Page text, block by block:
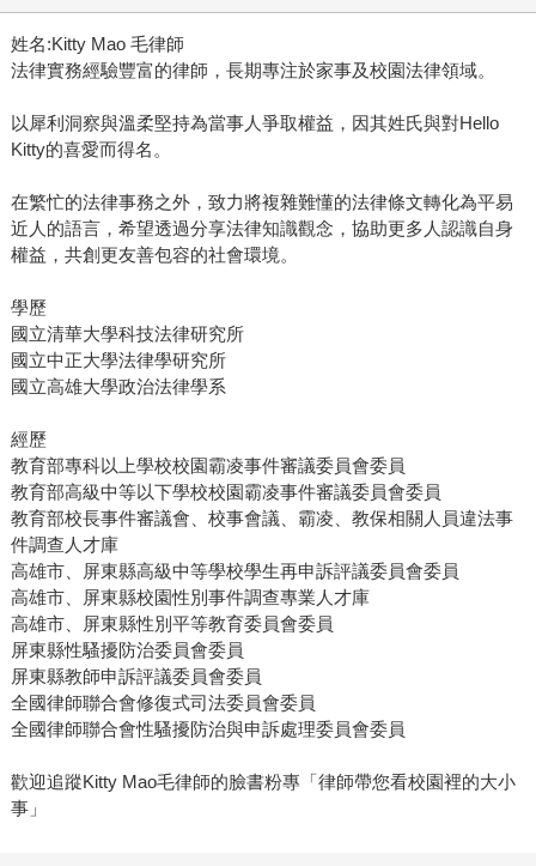
姓名:Kitty Mao 毛律師
法律實務經驗豐富的律師，長期專注於家事及校園法律領域。
以犀利洞察與溫柔堅持為當事人爭取權益，因其姓氏與對Hello
Kitty的喜愛而得名。
在繁忙的法律事務之外，致力將複雜難懂的法律條文轉化為平易
近人的語言，希望透過分享法律知識觀念，協助更多人認識自身
權益，共創更友善包容的社會環境。
學歷
國立清華大學科技法律研究所
國立中正大學法律學研究所
國立高雄大學政治法律學系
經歷
教育部專科以上學校校園霸凌事件審議委員會委員
教育部高級中等以下學校校園霸凌事件審議委員會委員
教育部校長事件審議會、校事會議、霸凌、教保相關人員違法事
件調查人才庫
高雄市、屏東縣高級中等學校學生再申訴評議委員會委員
高雄市、屏東縣校園性別事件調查專業人才庫
高雄市、屏東縣性別平等教育委員會委員
屏東縣性騷擾防治委員會委員
屏東縣教師申訴評議委員會委員
全國律師聯合會修復式司法委員會委員
全國律師聯合會性騷擾防治與申訴處理委員會委員
歡迎追蹤Kitty Mao毛律師的臉書粉專「律師帶您看校園裡的大小
事」